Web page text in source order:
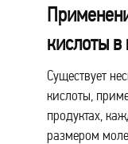
кислоты в
Существует
кислоты,
продуктах,
размером